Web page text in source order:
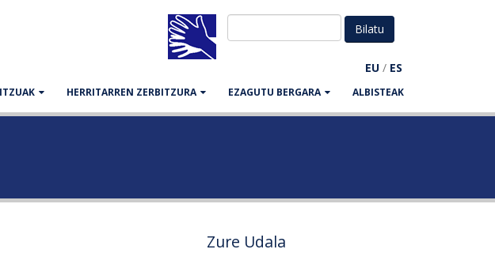
EU / ES
HERRITARREN ZERBITZURA EZAGUTU BERGARA ALBISTEAK
Zure Udala